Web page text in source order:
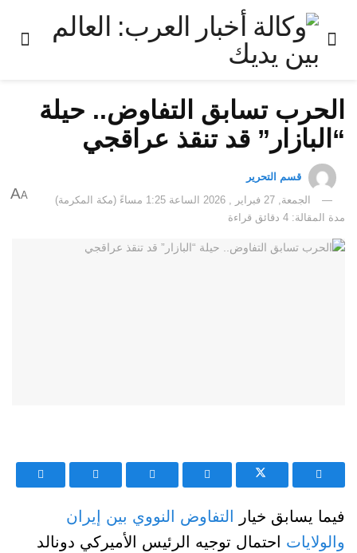
الحرب تسابق التفاوض.. حيلة
“البازار” قد تنقذ عراقجي
قسم التحرير
الجمعة, 27 فبراير , 2026 الساعة 1:25 مساءً (مكة المكرمة)
مدة المقالة: 4 دقائق قراءة
A
A
فيما يسابق خيار
التفاوض النووي بين إيران
والولايات احتمال توجيه الرئيس الأميركي دونالد